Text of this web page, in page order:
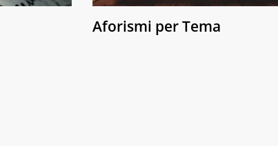
Aforismi per Tema